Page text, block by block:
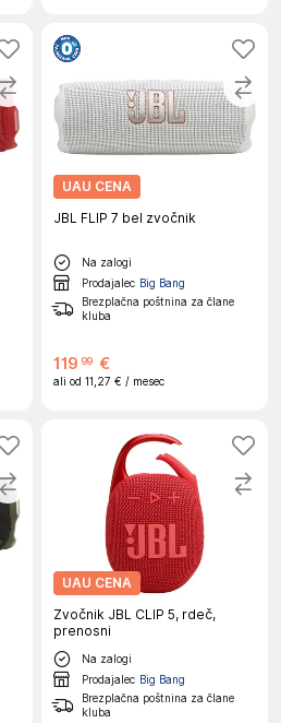
UAU CENA
JBL FLIP 7 bel zvočnik
Na zalogi
Prodajalec Big Bang
Brezplačna poštnina za člane
kluba
119 99 €
ali od 11,27 € / mesec
UAU CENA
Zvočnik JBL CLIP 5, rdeč,
prenosni
Na zalogi
Prodajalec Big Bang
Brezplačna poštnina za člane
kluba